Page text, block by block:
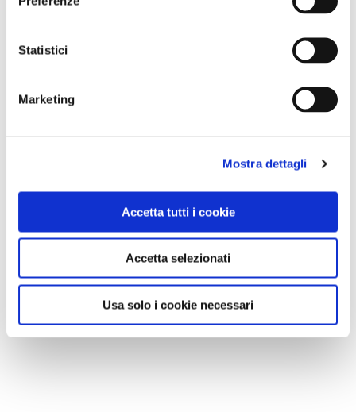
Statistici
Marketing
Mostra dettagli
Accetta tutti i cookie
Accetta selezionati
Usa solo i cookie necessari